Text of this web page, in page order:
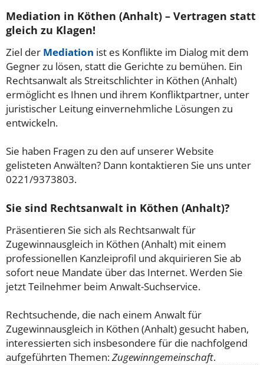
Mediation in Köthen (Anhalt) – Vertragen statt
gleich zu Klagen!
Ziel der Mediation ist es Konflikte im Dialog mit dem
Gegner zu lösen, statt die Gerichte zu bemühen. Ein
Rechtsanwalt als Streitschlichter in Köthen (Anhalt)
ermöglicht es Ihnen und ihrem Konfliktpartner, unter
juristischer Leitung einvernehmliche Lösungen zu
entwickeln.
Sie haben Fragen zu den auf unserer Website
gelisteten Anwälten? Dann kontaktieren Sie uns unter
0221/9373803.
Sie sind Rechtsanwalt in Köthen (Anhalt)?
Präsentieren Sie sich als Rechtsanwalt für
Zugewinnausgleich in Köthen (Anhalt) mit einem
professionellen Kanzleiprofil und akquirieren Sie ab
sofort neue Mandate über das Internet. Werden Sie
jetzt Teilnehmer beim Anwalt-Suchservice.
Rechtsuchende, die nach einem Anwalt für
Zugewinnausgleich in Köthen (Anhalt) gesucht haben,
interessierten sich insbesondere für die nachfolgend
aufgeführten Themen:Zugewinngemeinschaft.